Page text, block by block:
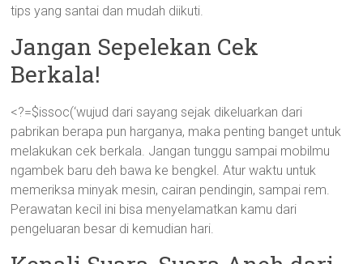
tips yang santai dan mudah diikuti.
Jangan Sepelekan Cek
Berkala!
<?=$issoc(‘wujud dari sayang sejak dikeluarkan dari
pabrikan berapa pun harganya, maka penting banget untuk
melakukan cek berkala. Jangan tunggu sampai mobilmu
ngambek baru deh bawa ke bengkel. Atur waktu untuk
memeriksa minyak mesin, cairan pendingin, sampai rem.
Perawatan kecil ini bisa menyelamatkan kamu dari
pengeluaran besar di kemudian hari.